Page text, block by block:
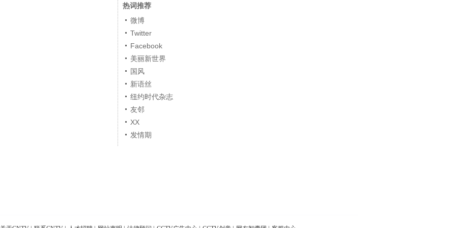
热词推荐
微博
Twitter
Facebook
美丽新世界
国风
新语丝
纽约时代杂志
友邻
XX
发情期